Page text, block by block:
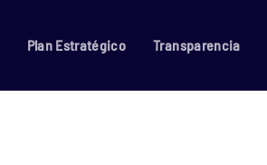
Plan Estratégico Transparencia